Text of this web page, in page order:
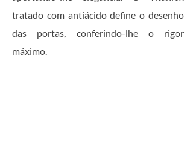
tratado com antiácido define o desenho
das portas, conferindo-lhe o rigor
máximo.